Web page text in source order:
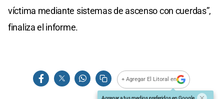
víctima mediante sistemas de ascenso con cuerdas”,
finaliza el informe.
+ Agregar El Litoral en
Agregar a tus medios preferidos en Google